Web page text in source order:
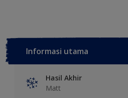
Informasi utama
Hasil Akhir
Matt